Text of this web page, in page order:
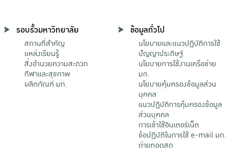
รอบรั้วมหาวิทยาลัย
สถานที่สำคัญ
แหล่งเรียนรู้
สิ่งอำนวยความสะดวก
กีฬาและสุขภาพ
ผลิตภัณฑ์ มก.
ข้อมูลทั่วไป
นโยบายและแนวปฏิบัติการใช้
ปัญญาประดิษฐ์
นโยบายการใช้งานเครือข่าย
มก.
นโยบายคุ้มครองข้อมูลส่วน
บุคคล
แนวปฏิบัติการคุ้มครองข้อมูล
ส่วนบุคคล
การเข้าใช้อินเตอร์เน็ต
ข้อปฏิบัติในการใช้ e-mail มก.
ถ่ายทอดสด